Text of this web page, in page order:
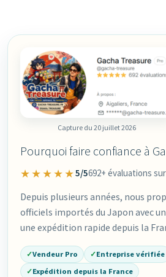
Pourquoi faire confiance à
★★★★★5/5692+ évaluations
Depuis plusieurs années, nous
officiels importés du Japon avec
une expédition rapide depuis la
✓Vendeur Pro ✓Entreprise vérifiée
✓Expédition depuis la France
Capture du 20 juillet 2026